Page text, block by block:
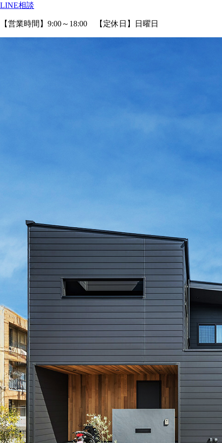
LINE相談
【営業時間】9:00～18:00 【定休日】日曜日